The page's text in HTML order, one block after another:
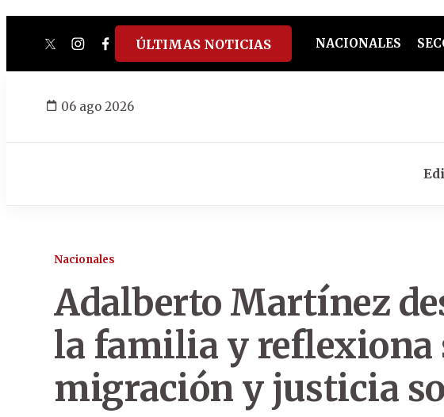
twitterinstagram
facebook
tiktokyoutube
spotify
ÚLTIMAS NOTICIAS NACIONALES
06 ago 2026
Nacionales
Adalberto Martínez
la familia y reflexiona
migración y justicia